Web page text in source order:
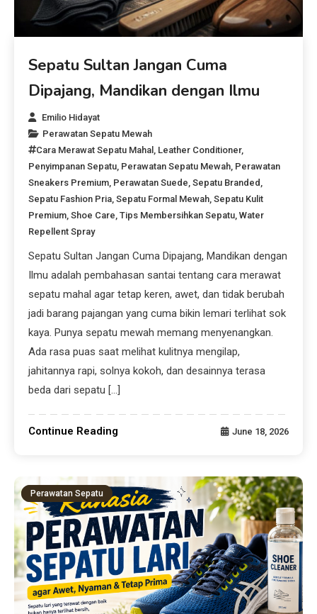
Sepatu Sultan Jangan Cuma
Dipajang, Mandikan dengan Ilmu
Emilio Hidayat
Perawatan Sepatu Mewah
Cara Merawat Sepatu Mahal Leather Conditioner,
Penyimpanan Sepatu Perawatan Sepatu Mewah Perawatan
Sneakers Premium Perawatan Suede ,Sepatu Branded
Sepatu Fashion Pria ,Sepatu Formal Mewah ,Sepatu Kulit
Premium ,Shoe Care ,Tips Membersihkan Sepatu ,Water
Repellent Spray
Sepatu Sultan Jangan Cuma Dipajang, Mandikan dengan
Ilmu adalah pembahasan santai tentang cara merawat
sepatu mahal agar tetap keren, awet, dan tidak berubah
jadi barang pajangan yang cuma bikin lemari terlihat sok
kaya. Punya sepatu mewah memang menyenangkan.
Ada rasa puas saat melihat kulitnya mengilap,
jahitannya rapi, solnya kokoh, dan desainnya terasa
beda dari sepatu […]
Continue Reading June 18, 2026
Perawatan Sepatu